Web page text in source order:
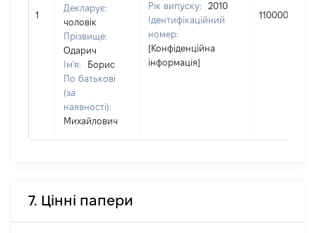
1
Декларує:
чоловік
Прізвище:
Одарич
Ім'я:
Борис
По батькові
(за
наявності):
Михайлович
Рік випуску:
2010
Ідентифікаційний
номер:
[Конфіденційна
інформація]
110000
7. Цінні папери